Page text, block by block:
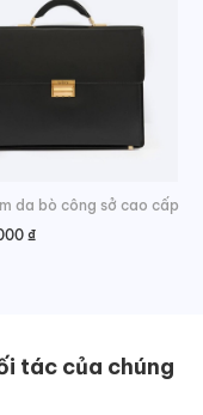
da bò công sở cao cấp
₫
tác của chúng